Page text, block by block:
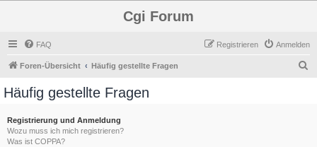
Cgi Forum
FAQ Anmelden
Registrieren
Foren-Übersicht Häufig gestellte Fragen
Häufig gestellte Fragen
Registrierung und Anmeldung
Wozu muss ich mich registrieren?
Was ist COPPA?